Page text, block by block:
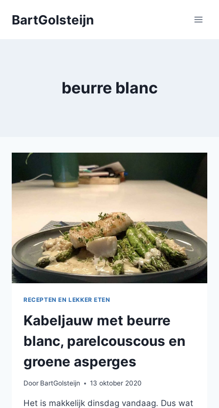
naarBartGolsteijn
beurre blanc
RECEPTEN EN LEKKER ETEN
Kabeljauw met beurre
blanc, parelcouscous en
groene asperges
Door BartGolsteijn 13 oktober 2020
Het is makkelijk dinsdag vandaag. Dus wat